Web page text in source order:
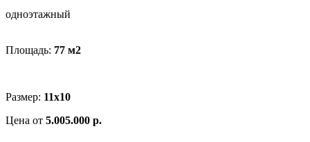
одноэтажный
Площадь: 77 м2
Размер: 11x10
Цена от 5.005.000 р.